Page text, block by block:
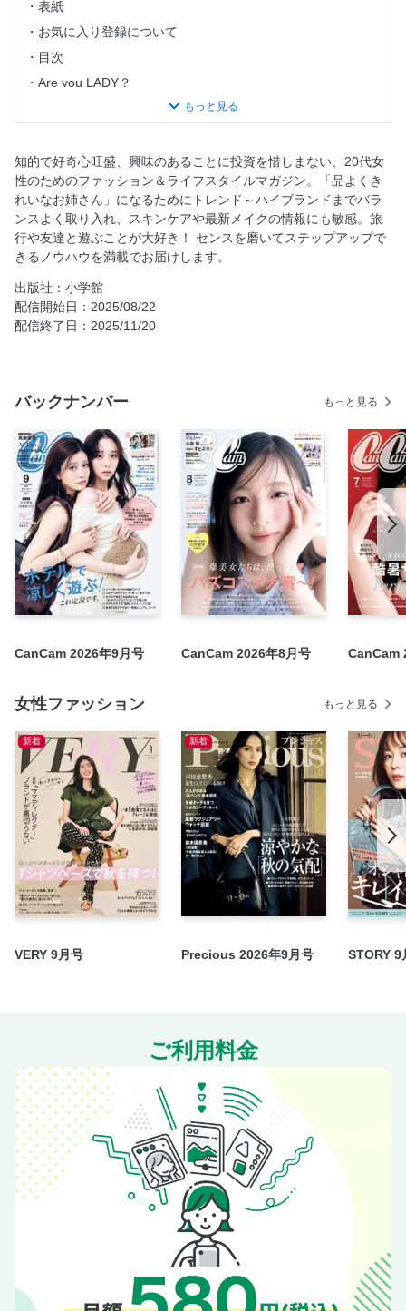
表紙
お気に入り登録について
目次
Are you LADY？
25歳からのラグジュアリー美容 YVES SAINT LAURENT
CanCamナイトプール今年も営業中！
めるる、今日から〝ふわもこ〟はじめました
ルージュ ディオール オン ステージで見つける 主役級に輝く
新しい私
10年大切に着たい「25歳の名品アウター」
秋のノースリって、イイ女に見える説。
9月のノースリとイイ女の密な関係
PART 1 色っぽニットvs愛嬌ブラウス、どっちでいく！？
出し中
最強！
PART 5 秋のノースリスタイルはヘアでもっと美人になる！
〝無双するオフィカジ〟ってこういうこと
まだ暑いのは承知…でも、ブーツは早めに買っておこ
スエットパンツをイイ女に着る方法
「濃くないのになぜか盛れてる人」の美容メソッド
Part 1 〝シアー赤リップ〟で盛れてる彼女
Part 3 「メガネ×メイク」で盛るのがお上手
中村麻美さんみたいに、働きたい！
世界を目指す！アスリートたちの神名言
CanCam Culture Club
Just Married！―THE 令和婚―
ICONSのみなさ～ん BEAUTYのお時間です
今月のPRESENT
次号予告
知的で好奇心旺盛、興味のあることに投資を惜しまない、20代女
性のためのファッション＆ライフスタイルマガジン。「品よくき
れいなお姉さん」になるためにトレンド～ハイブランドまでバラ
ンスよく取り入れ、スキンケアや最新メイクの情報にも敏感。旅
行や友達と遊ぶことが大好き！ センスを磨いてステップアップで
きるノウハウを満載でお届けします。
出版社：小学館
配信開始日：2025/08/22
配信終了日：2025/11/20
バックナンバー もっと見る
CanCam 2026年9月号 CanCam 2026年8月号 CanCam
女性ファッション もっと見る
新着
VERY 9月号
新着
Precious 2026年9月号 STORY 9
ご利用料金